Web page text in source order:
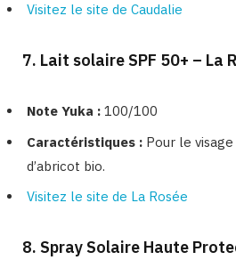
Visitez le site de Caudalie
7. Lait solaire SPF 50+ – La
Note Yuka : 100/100
Caractéristiques : Pour le
d’abricot bio.
Visitez le site de La Rosée
8. Spray Solaire Haute